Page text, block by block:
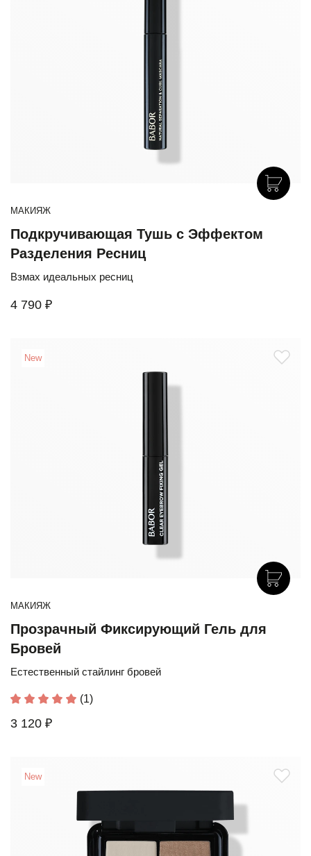
МАКИЯЖ
Подкручивающая Тушь с Эффектом
Разделения Ресниц
Взмах идеальных ресниц
4 790 ₽
New
МАКИЯЖ
Прозрачный Фиксирующий Гель для
Бровей
Естественный стайлинг бровей
(1)
3 120 ₽
New